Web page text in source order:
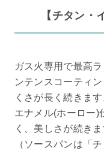
【チタン・
ガス火専用で最高
ンテンスコーティ
くさが長く続きます
エナメル(ホーロー)
く、美しさが続きま
（ソースパンは「